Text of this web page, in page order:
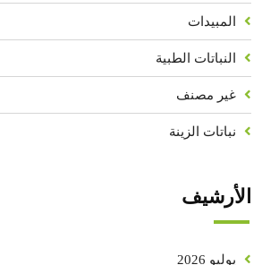
المبيدات
النباتات الطبية
غير مصنف
نباتات الزينة
الأرشيف
يوليو 2026